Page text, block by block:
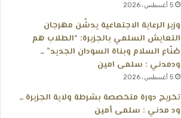
5 أغسطس، 2026
وزير الرعاية الاجتماعية يدشّن مهرجان
التعايش السلمي بالجزيرة: “الطلاب هم
صُنّاع السلام وبناة السودان الجديد” ــ
ودمدني : سلمى امين
5 أغسطس، 2026
تخريج دورة متخصصة بشرطة ولاية الجزيرة ــ
ود مدني : سلمى أمين